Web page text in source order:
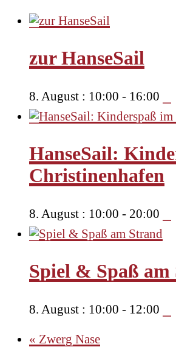
zur HanseSail
8. August : 10:00 - 16:00
HanseSail:
Christinenhafen
8. August : 10:00 - 20:00
Spiel & Spaß
8. August : 10:00 - 12:00
« Zwerg Nase